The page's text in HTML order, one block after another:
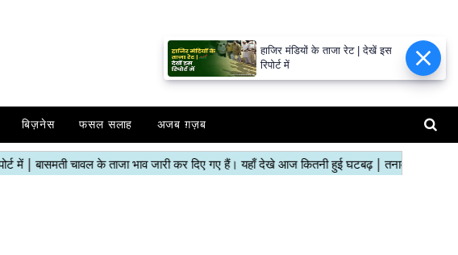
बिज़नेस फसल सलाह अजब ग़ज़ब
हाजिर मंडियों के ताजा रेट | देखें इस
रिपोर्ट में